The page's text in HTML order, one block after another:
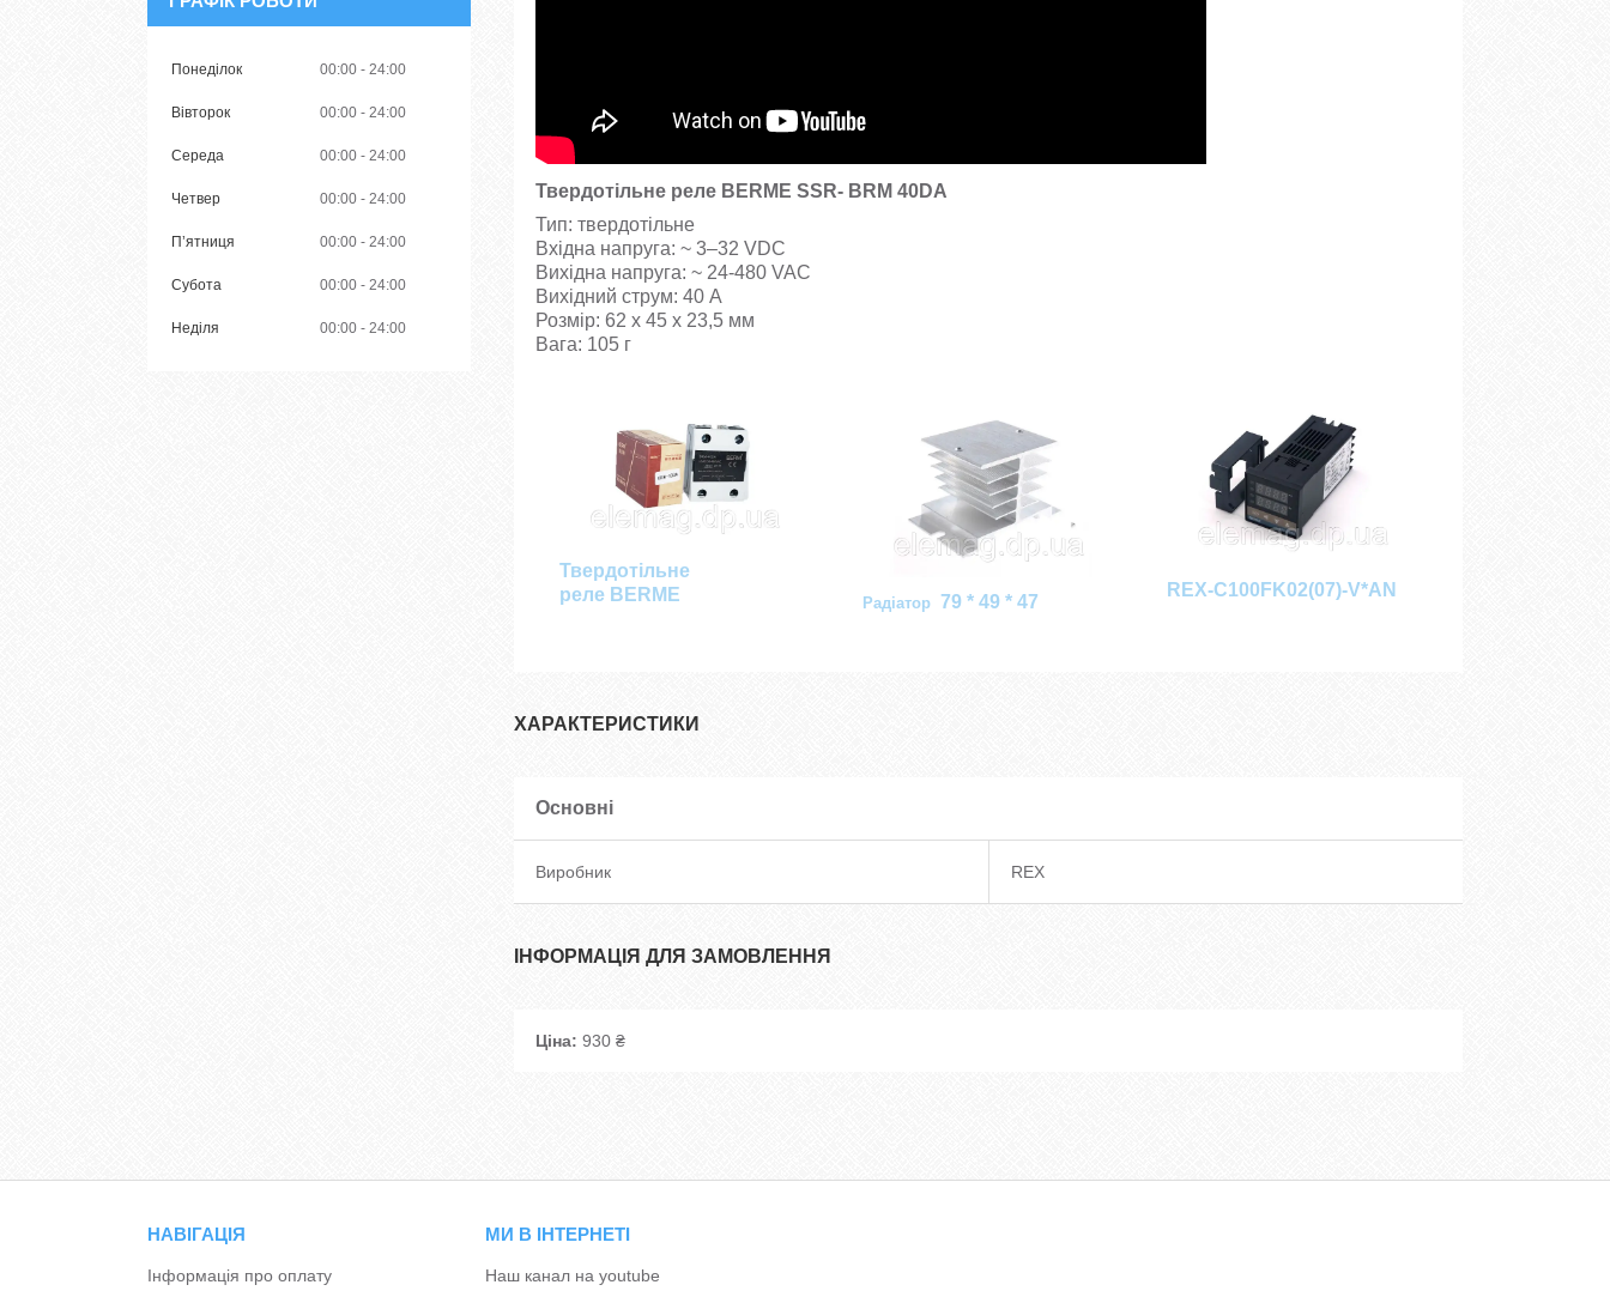
Твердотільне реле BERME SSR- BRM 40DA
Тип: твердотільне
Вхідна напруга: ~ 3–32 VDC
Вихідна напруга: ~ 24-480 VAC
Вихідний струм: 40 А
Розмір: 62 x 45 x 23,5 мм
Вага: 105 г
Твердотільне
реле BERME
Радіатор 79 * 49 * 47
REX-C100FK02(07)-V*AN
ХАРАКТЕРИСТИКИ
Основні
Виробник REX
ІНФОРМАЦІЯ ДЛЯ ЗАМОВЛЕННЯ
Ціна: 930 ₴
Понеділок 00:00 24:00
Вівторок 00:00 24:00
Середа 00:00 24:00
Четвер 00:00 24:00
Пʼятниця 00:00 24:00
Субота 00:00 24:00
Неділя 00:00 24:00
НАВІГАЦІЯ
Інформація про оплату
МИ В ІНТЕРНЕТІ
Наш канал на youtube